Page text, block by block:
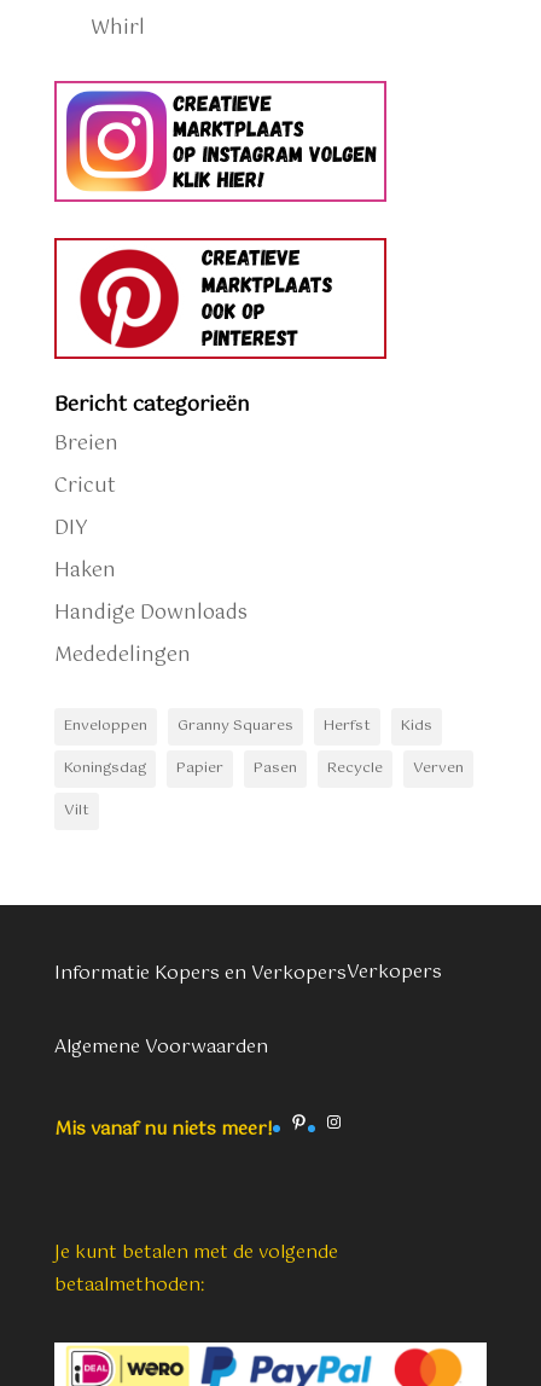
Whirl
Bericht categorieën
Breien
Cricut
DIY
Haken
Handige Downloads
Mededelingen
Enveloppen Granny Squares Herfst
Kids
Koningsdag
Papier Pasen Recycle
Verven
Vilt
Informatie Kopers en VerkopersVerkopers
Algemene Voorwaarden
Mis vanaf nu niets meer! PinterestInstagram
Je kunt betalen met de volgende
betaalmethoden: